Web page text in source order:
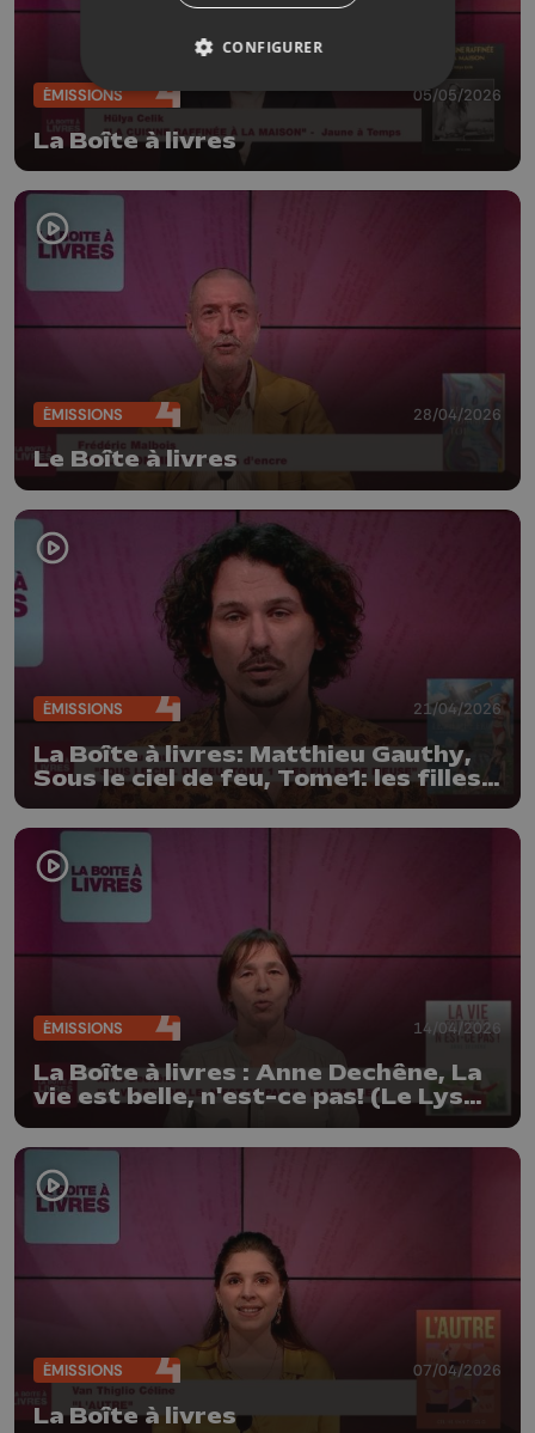
ÉMISSIONS 05/05/2026
La Boîte à livres
ÉMISSIONS 28/04/2026
Le Boîte à livres
ÉMISSIONS 21/04/2026
La Boîte à livres: Matthieu Gauthy,
Sous le ciel de feu, Tome1: les filles
de Meuse
ÉMISSIONS 14/04/2026
La Boîte à livres : Anne Dechêne, La
vie est belle, n'est-ce pas! (Le Lys
ÉMISSIONS 07/04/2026
La Boîte à livres
CONFIGURER